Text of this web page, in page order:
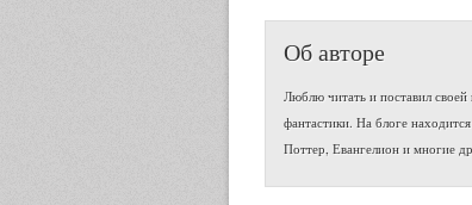
Об авторе
Люблю читать и поставил
фантастики. На блоге
Поттер, Евангелион и многие